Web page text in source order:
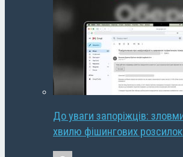
До уваги запоріжців:
хвилю фішингових розсилок